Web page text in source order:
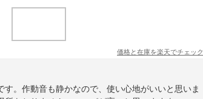
価格と在庫を楽天でチェック
。作動音も静かなので、使い心地がいいと思いま